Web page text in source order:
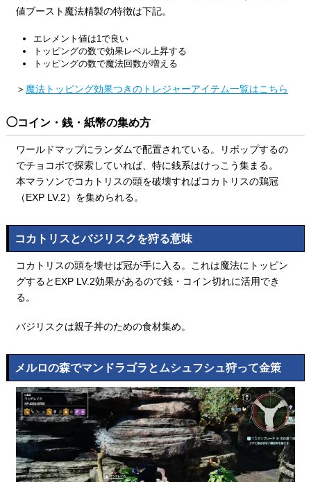
値ブースト魔法精製の特徴は下記。
エレメント値は1で良い
トッピングの数で効果レベル上昇する
トッピングの数で魔法回数が増える
＞ 魔法トッピング効果つきのトレジャーアイテム一覧はこちら
コイン・銭・紙幣の集め方
ワールドマップにランダムで配置されている。リポップするの
でチョコボで探索していれば、特に銭系はけっこう集まる。
本マラソンでコカトリスの頭を破壊すればコカトリスの鶏冠
（EXP LV.2）を集められる。
コカトリスとバジリスクを狩る意味
コカトリスの頭を壊せば冠が手に入る。これは魔法にトッピン
グするとEXP LV.2効果があるので銭・コイン切れに活用でき
る。
バジリスクは親子丼のための食材集め。
メルロの森でマンドラゴラとムシュフシュ狩って金策